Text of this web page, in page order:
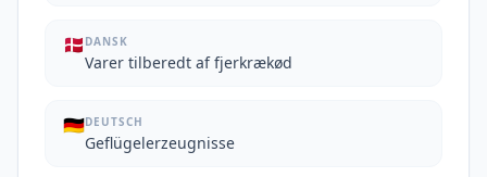
🇩🇰 DANSK
Varer tilberedt af fjerkrækød
🇩🇪DEUTSCH
Geflügelerzeugnisse